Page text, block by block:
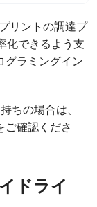
リントの調達プ
化できるよう支
グラミングイン
ちの場合は、
ご確認くださ
ドライ